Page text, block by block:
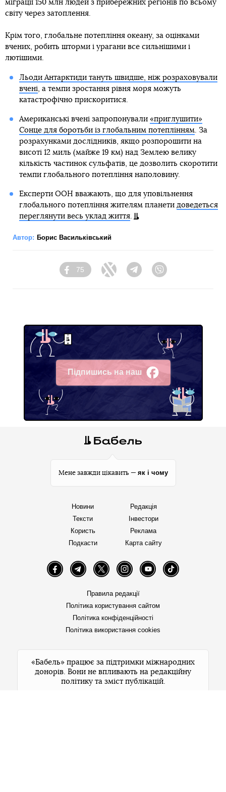
міграції 150 млн людей з прибережних регіонів по всьому
світу через затоплення.
Крім того, глобальне потепління океану, за оцінками
вчених, робить шторми і урагани все сильнішими і
лютішими.
Льоди Антарктиди тануть швидше, ніж розраховували
вчені , а темпи зростання рівня моря можуть
катастрофічно прискоритися.
Американські вчені запропонували «приглушити»
Сонце для боротьби із глобальним потеплінням . За
розрахунками дослідників, якщо розпорошити на
висоті 12 миль (майже 19 км) над Землею велику
кількість частинок сульфатів, це дозволить скоротити
темпи глобального потепління наполовину.
Експерти ООН вважають, що для уповільнення
глобального потепління жителям планети доведеться
переглянути весь уклад життя.
Автор: Борис Васильківський
Facebook
75
Twitter TelegramViber
Підпишись на наш
Facebook
Мене завжди цікавить — як і чому
Новини
Тексти
Користь
Подкасти
Редакція
Інвестори
Реклама
Карта сайту
FacebookTelegramTwitter InstagramYouTube TikTok
Правила редакції
Політика користування сайтом
Політика конфіденційності
Політика використання cookies
«Бабель» працює за підтримки міжнародних
донорів. Вони не впливають на редакційну
політику та зміст публікацій.